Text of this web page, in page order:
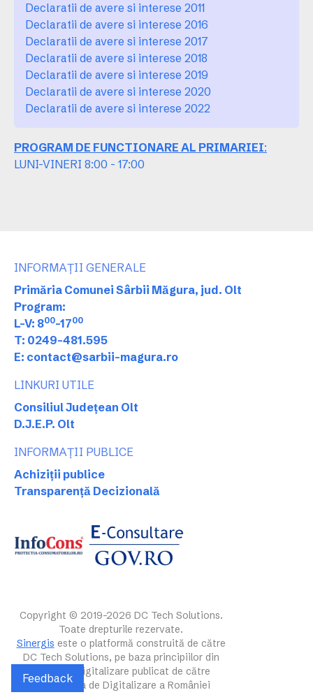
Declaratii de avere si interese 2011
Declaratii de avere si interese 2016
Declaratii de avere si interese 2017
Declaratii de avere si interese 2018
Declaratii de avere si interese 2019
Declaratii de avere si interese 2020
Declaratii de avere si interese 2022
PROGRAM DE FUNCTIONARE AL PRIMARIEI:
LUNI-VINERI 8:00 - 17:00
INFORMAȚII GENERALE
Primăria Comunei Sârbii Măgura, jud. Olt
Program:
L-V: 800-1700
T: 0249-481.595
E: contact@sarbii-magura.ro
LINKURI UTILE
Consiliul Județean Olt
D.J.E.P. Olt
INFORMAȚII PUBLICE
Achiziții publice
Transparență Decizională
Copyright © 2019-2026 DC Tech Solutions.
Toate drepturile rezervate.
Sinergis este o platformă construită de către
DC Tech Solutions, pe baza principiilor din
ghidul de digitalizare publicat de către
Autoritatea de Digitalizare a României
Feedback